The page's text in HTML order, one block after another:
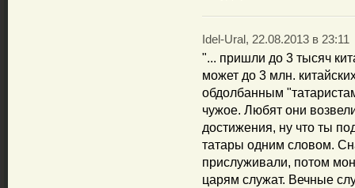
Idel-Ural, 22.08.2013 в 23:11
"... пришли до 3 тысяч
может до 3 млн.
обдолбанным
чужое. Любят они
достижения, ну что ты
татары одним словом.
прислуживали, потом
царям служат. Вечные